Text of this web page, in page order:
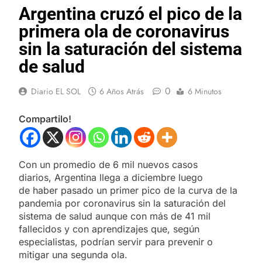
Argentina cruzó el pico de la
primera ola de coronavirus
sin la saturación del sistema
de salud
Diario EL SOL 6 Años Atrás 0 6 Minutos
Compartilo!
Con un promedio de 6 mil nuevos casos
diarios, Argentina llega a diciembre luego
de haber pasado un primer pico de la curva de la
pandemia por coronavirus sin la saturación del
sistema de salud aunque con más de 41 mil
fallecidos y con aprendizajes que, según
especialistas, podrían servir para prevenir o
mitigar una segunda ola.